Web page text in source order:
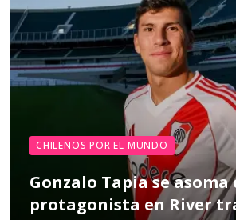
CHILENOS POR EL MUNDO
Gonzalo Tapia se asoma
protagonista en River